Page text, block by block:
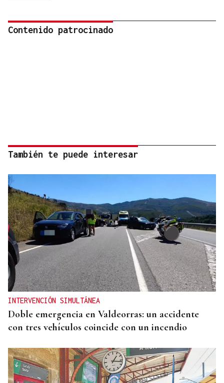
Contenido patrocinado
También te puede interesar
INTERVENCIÓN SIMULTÁNEA
Doble emergencia en Valdeorras: un accidente
con tres vehículos coincide con un incendio